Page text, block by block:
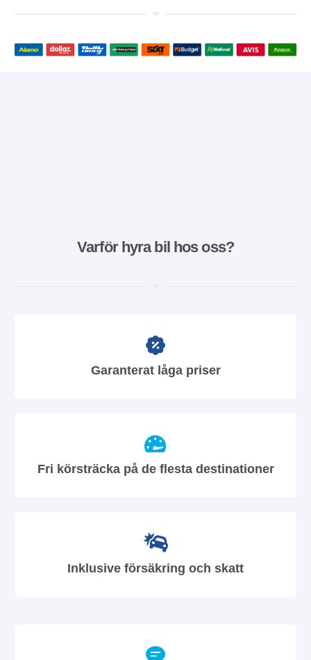
Varför hyra bil hos oss?
Garanterat låga priser
Fri körsträcka på de flesta destinationer
Inklusive försäkring och skatt